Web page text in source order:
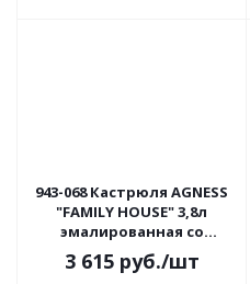
943-068 Кастрюля AGNESS
"FAMILY HOUSE" 3,8л
эмалированная со
стеклянной крышкой
3 615руб./шт